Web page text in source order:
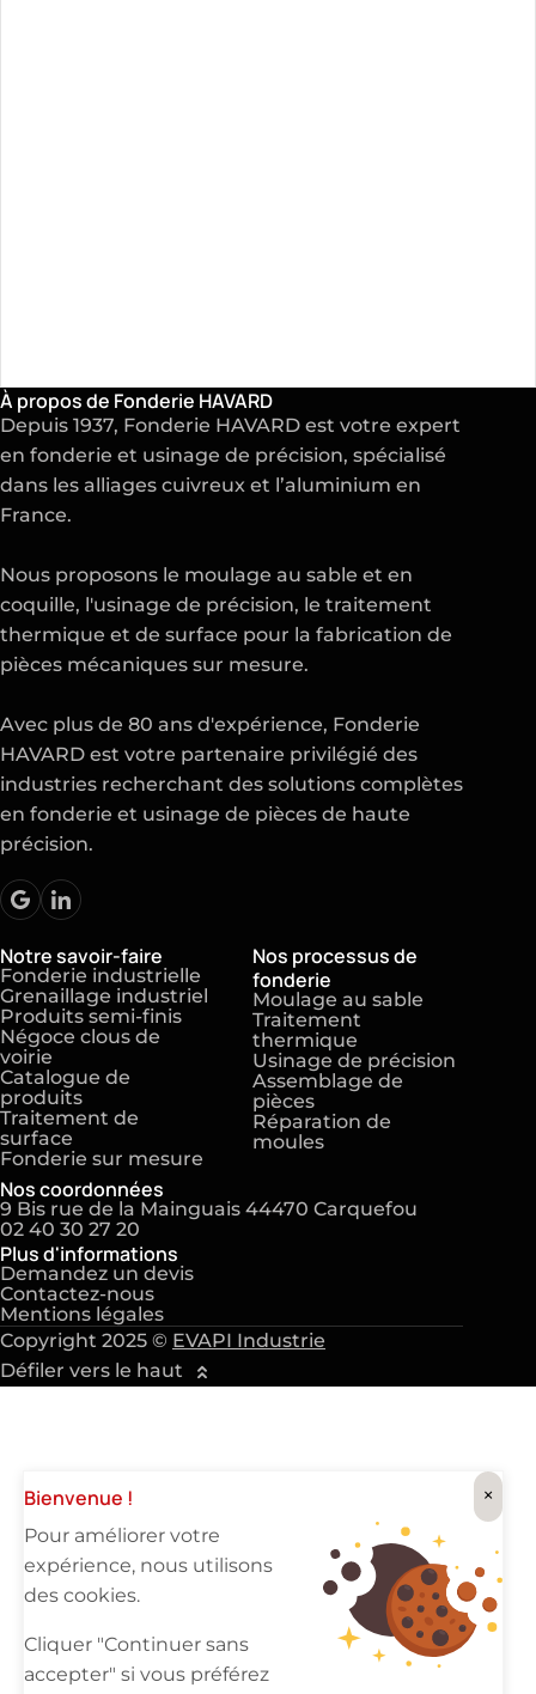
Bienvenue ! ×
Pour améliorer votre
expérience, nous utilisons
des cookies.
Cliquer "Continuer sans
accepter" si vous préférez
À propos de Fonderie HAVARD
Depuis 1937, Fonderie HAVARD est votre expert
en fonderie et usinage de précision, spécialisé
dans les alliages cuivreux et l’aluminium en
France.
Nous proposons le moulage au sable et en
coquille, l'usinage de précision, le traitement
thermique et de surface pour la fabrication de
pièces mécaniques sur mesure.
Avec plus de 80 ans d'expérience, Fonderie
HAVARD est votre partenaire privilégié des
industries recherchant des solutions complètes
en fonderie et usinage de pièces de haute
précision.
Notre savoir-faire
Fonderie industrielle
Grenaillage industriel
Produits semi-finis
Négoce clous de
voirie
Catalogue de
produits
Traitement de
surface
Fonderie sur mesure
Nos processus de
fonderie
Moulage au sable
Traitement
thermique
Usinage de précision
Assemblage de
pièces
Réparation de
moules
Nos coordonnées
9 Bis rue de la Mainguais 44470 Carquefou
02 40 30 27 20
Plus d'informations
Demandez un devis
Contactez-nous
Mentions légales
Copyright 2025 © EVAPI Industrie
Défiler vers le haut